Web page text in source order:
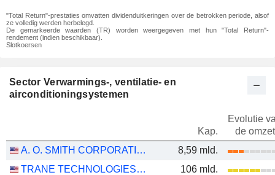
"Total Return"-prestaties omvatten dividenduitkeringen over de betrokken periode, alsof
ze volledig werden herbelegd.
De gemarkeerde waarden (TR) worden weergegeven met hun "Total Return"-
rendement (indien beschikbaar).
Slotkoersen
Sector Verwarmings-, ventilatie- en
airconditioningsystemen
Kap.
Evolutie
de omzet
A. O. SMITH CORPORATION
8,59 mld.
TRANE TECHNOLOGIES PLC
106 mld.